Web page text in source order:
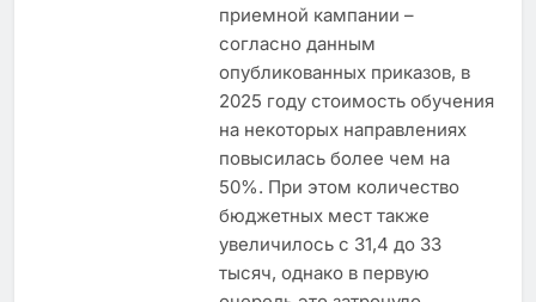
приемной кампании –
согласно данным
опубликованных приказов, в
2025 году стоимость обучения
на некоторых направлениях
повысилась более чем на
50%. При этом количество
бюджетных мест также
увеличилось с 31,4 до 33
тысяч, однако в первую